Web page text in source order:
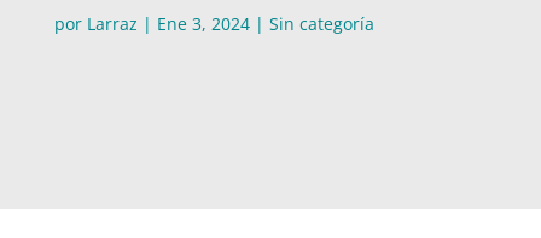
por Larraz | Ene 3, 2024| Sin categoría